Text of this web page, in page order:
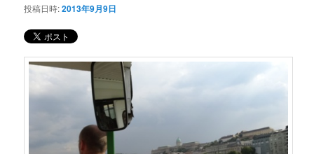
ン
ツ
へ
移
投稿日時:2013年9月9日